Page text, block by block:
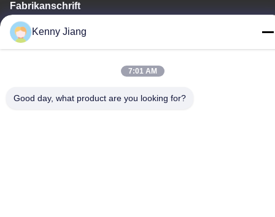
Fabrikanschrift
Nr. 72, Yongjun Road, Dorf Wufeng, Stadt Chongwu, Quanzhou,
Fujian, ChinaKenny Jiang
7:01 AM
Good day, what product are you looking for?